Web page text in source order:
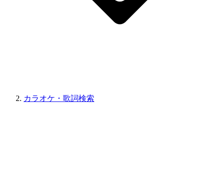
カラオケ・歌詞検索